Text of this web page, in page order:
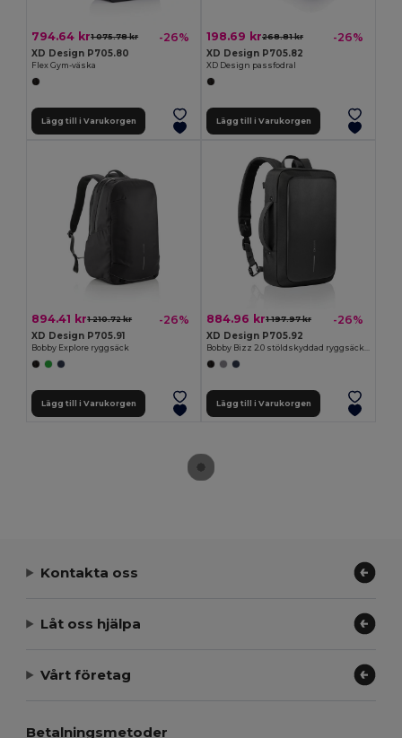
794.64 kr1 075.78 kr -26%
XD Design P705.80
Flex Gym-väska
Lägg till i Varukorgen
198.69 kr268.81 kr -26%
XD Design P705.82
XD Design passfodral
Lägg till i Varukorgen
894.41 kr1 210.72 kr -26%
XD Design P705.91
Bobby Explore ryggsäck
Lägg till i Varukorgen
884.96 kr1 197.97 kr -26%
XD Design P705.92
Bobby Bizz 2.0 stöldskyddad ryggsäck & laptopväska
Lägg till i Varukorgen
Kontakta oss
Låt oss hjälpa
Vårt företag
Betalningsmetoder